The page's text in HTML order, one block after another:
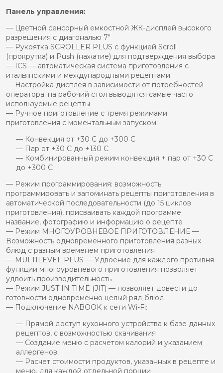
Панель управления:
— Цветной сенсорный емкостной ЖК-дисплей высокого
разрешения с диагональю 7″
— Рукоятка SCROLLER PLUS с функцией Scroll
(прокрутка) и Push (нажатие) для подтверждения выбора
— ICS — автоматическая система приготовления с
итальянскими и международными рецептами
— Настройка дисплея в зависимости от потребностей
оператора: на рабочий стол выводятся самые часто
используемые рецепты
— Ручное приготовление с тремя режимами
приготовления с моментальным запуском:
— Конвекция от +30 C до +300 C
— Пар от +30 C до +130 C
— Комбинированный режим конвекция + пар от +30 C
до +300 C
— Режим программирования: возможность
программировать и запоминать рецепты приготовления в
автоматической последовательности (до 15 циклов
приготовления), присваивать каждой программе
название, фотографию и информацию о рецепте
— Режим МНОГОУРОВНЕВОЕ ПРИГОТОВЛЕНИЕ —
Возможность одновременного приготовления разных
блюд с разным временем приготовления
— MULTILEVEL PLUS — Удвоение для каждого противня
функции многоуровневого приготовления позволяет
удвоить производительность
— Режим JUST IN TIME (JIT) — позволяет довести до
готовности одновременно целый ряд блюд
— Подключение NABOOK к сети Wi-Fi:
— Прямой доступ кухонного устройства к базе данных
рецептов, с возможностью скачивания
— Создание меню с расчетом калорий и указанием
аллергенов
— Расчет стоимости продуктов, указанных в рецепте и
меню, для каждой отдельной порции